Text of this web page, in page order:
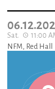
Sat.
11:00
NFM, Red Hall